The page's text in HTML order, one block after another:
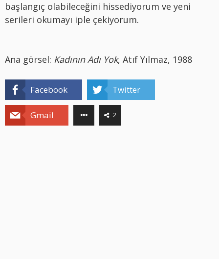
başlangıç olabileceğini hissediyorum ve yeni
serileri okumayı iple çekiyorum.
Ana görsel: Kadının Adı Yok, Atıf Yılmaz, 1988
Facebook Twitter
Gmail 2